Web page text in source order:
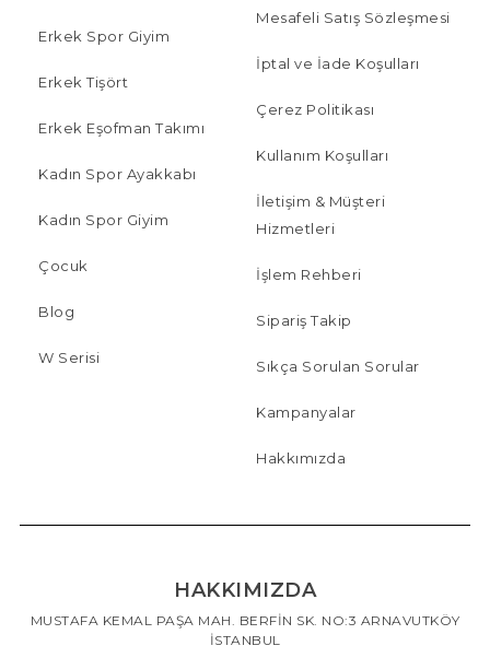
Erkek Spor Giyim
Erkek Tişört
Erkek Eşofman Takımı
Kadın Spor Ayakkabı
Kadın Spor Giyim
Çocuk
Blog
W Serisi
Mesafeli Satış Sözleşmesi
İptal ve İade Koşulları
Çerez Politikası
Kullanım Koşulları
İletişim & Müşteri
Hizmetleri
İşlem Rehberi
Sipariş Takip
Sıkça Sorulan Sorular
Kampanyalar
Hakkımızda
HAKKIMIZDA
MUSTAFA KEMAL PAŞA MAH. BERFİN SK. NO:3 ARNAVUTKÖY
İSTANBUL